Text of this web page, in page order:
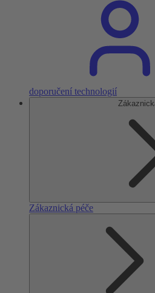
doporučení technologií
Zákaznická péče